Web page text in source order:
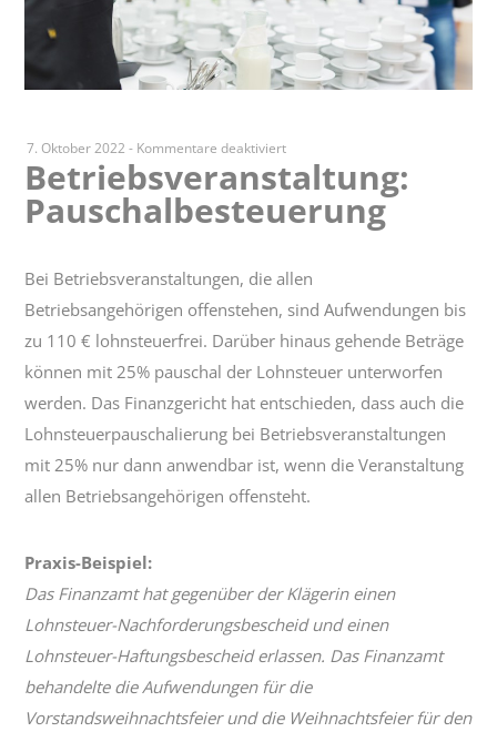
7. Oktober 2022 - Kommentare deaktiviertfür
Betriebsveranstaltung:
Pauschalbesteuerung
Betriebsveranstaltung:
Pauschalbesteuerung
Bei Betriebsveranstaltungen, die allen
Betriebsangehörigen offenstehen, sind Aufwendungen bis
zu 110 € lohnsteuerfrei. Darüber hinaus gehende Beträge
können mit 25% pauschal der Lohnsteuer unterworfen
werden. Das Finanzgericht hat entschieden, dass auch die
Lohnsteuerpauschalierung bei Betriebsveranstaltungen
mit 25% nur dann anwendbar ist, wenn die Veranstaltung
allen Betriebsangehörigen offensteht.
Praxis-Beispiel:
Das Finanzamt hat gegenüber der Klägerin einen
Lohnsteuer-Nachforderungsbescheid und einen
Lohnsteuer-Haftungsbescheid erlassen. Das Finanzamt
behandelte die Aufwendungen für die
Vorstandsweihnachtsfeier und die Weihnachtsfeier für den